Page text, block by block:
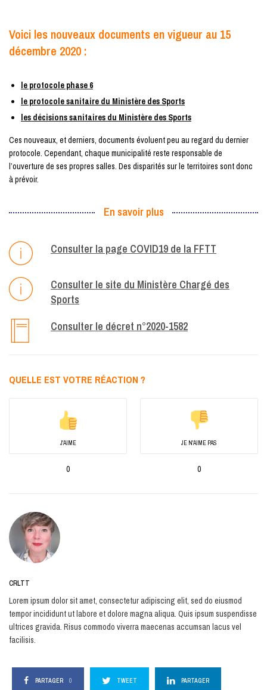
Voici les nouveaux documents en vigueur au 15
décembre 2020 :
le protocole phase 6
le protocole sanitaire du Ministère des Sports
les décisions sanitaires du Ministère des Sports
Ces nouveaux, et derniers, documents évoluent peu au regard du dernier
protocole. Cependant, chaque municipalité reste responsable de
l’ouverture de ses propres salles. Des disparités sur le territoires sont donc
à prévoir.
En savoir plus
Consulter la page COVID19 de la FFTT
Consulter le site du Ministère Chargé des
Sports
Consulter le décret n°2020-1582
QUELLE EST VOTRE RÉACTION ?
J'AIME
0
JE N'AIME PAS
0
CRLTT
Lorem ipsum dolor sit amet, consectetur adipiscing elit, sed do eiusmod
tempor incididunt ut labore et dolore magna aliqua. Quis ipsum suspendisse
ultrices gravida. Risus commodo viverra maecenas accumsan lacus vel
facilisis.
PARTAGER 0 TWEET PARTAGER